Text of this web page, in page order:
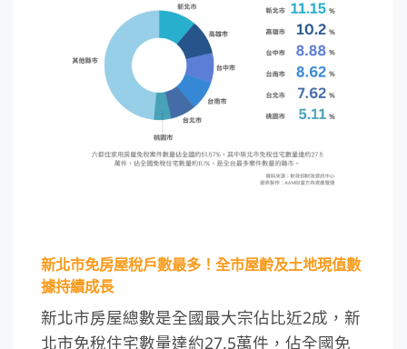
新北市免房屋稅戶數最多！全市屋齡及土地現值數
據持續成長
新北市房屋總數是全國最大宗佔比近2成，新
北市免稅住宅數量達約27.5萬件，佔全國免